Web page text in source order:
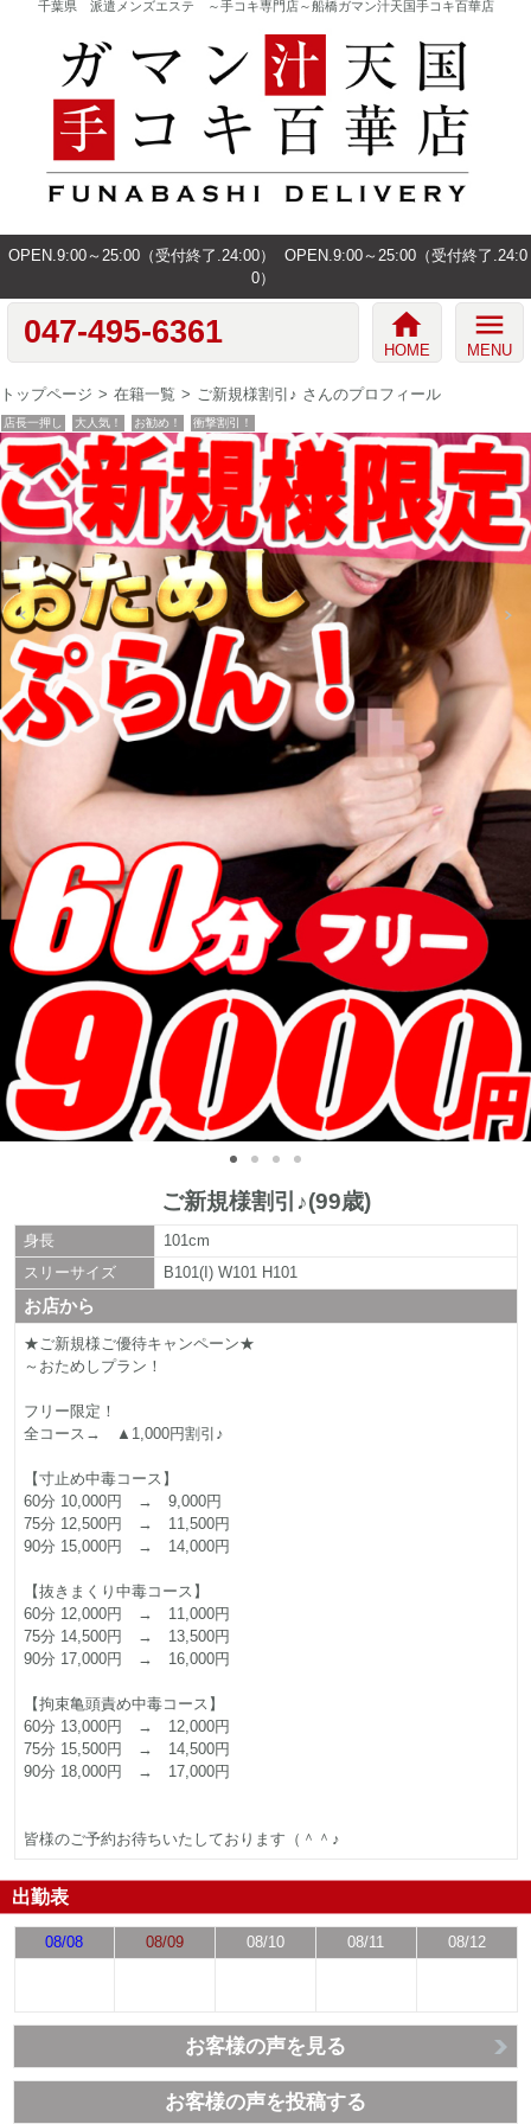
千葉県 派遣メンズエステ ～手コキ専門店～船橋ガマン汁天国手コキ百華店
OPEN.9:00～25:00（受付終了.24:00）
OPEN.9:00～25:00（受付終了.24:0
0）
047-495-6361 home
HOME
menu
MENU
トップページ 在籍一覧 ご新規様割引♪ さんのプロフィール
店長一押し 大人気！ お勧め！ 衝撃割引！
ご新規様割引♪(99歳)
身長
101cm
スリーサイズ
B101(I) W101 H101
お店から
★ご新規様ご優待キャンペーン★
～おためしプラン！
フリー限定！
全コース→ ▲1,000円割引♪
【寸止め中毒コース】
60分 10,000円 → 9,000円
75分 12,500円 → 11,500円
90分 15,000円 → 14,000円
【抜きまくり中毒コース】
60分 12,000円 → 11,000円
75分 14,500円 → 13,500円
90分 17,000円 → 16,000円
【拘束亀頭責め中毒コース】
60分 13,000円 → 12,000円
75分 15,500円 → 14,500円
90分 18,000円 → 17,000円
皆様のご予約お待ちいたしております（＾＾♪
出勤表
08/08 08/09 08/10 08/11 08/12
お客様の声を見る
お客様の声を投稿する